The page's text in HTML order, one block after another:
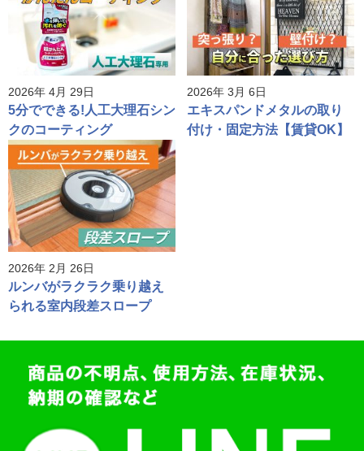
2026年 4月 29日
5分でできる!人工大理石シン
クのコーティング
2026年 3月 6日
エキスパンドメタルの取り
付け・固定方法【賃貸OK】
2026年 2月 26日
ルンバがラクラク乗り越え
られる室内段差スロープ